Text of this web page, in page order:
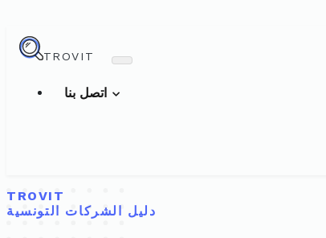
TROVIT
TROVIT
دليل الشركات التونسية